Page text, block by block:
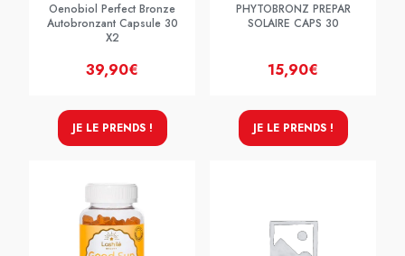
Oenobiol Perfect Bronze
Autobronzant Capsule 30
X2
39,90€
JE LE PRENDS !
PHYTOBRONZ PREPAR
SOLAIRE CAPS 30
15,90€
JE LE PRENDS !